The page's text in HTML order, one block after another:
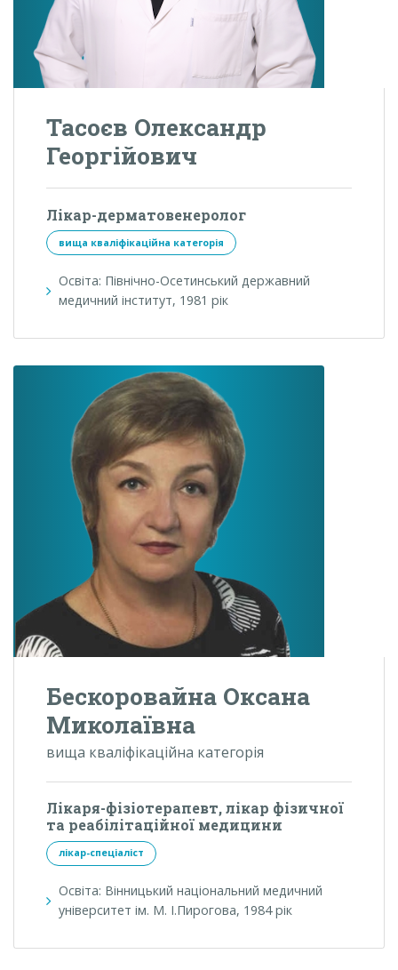
Тасоєв Олександр
Георгійович
Лікар-дерматовенеролог
вища кваліфікаційна категорія
Освіта: Північно-Осетинський державний
медичний інститут, 1981 рік
Беcкоровайна Оксана
Миколаївна
вища кваліфікаційна категорія
Лікаря-фізіотерапевт, лікар фізичної
та реабілітаційної медицини
лікар-спеціаліст
Освіта: Вінницький національний медичний
університет ім. М. І.Пирогова, 1984 рік